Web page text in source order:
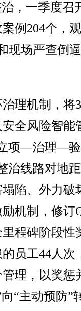
，一季度召
例204个，
现场严查倒
理机制，将
全风险智能
项—治理—
治线路对地
陷、外力破
机制，修订
程碑阶段性
员工44人次
理，以奖惩
“主动预防”